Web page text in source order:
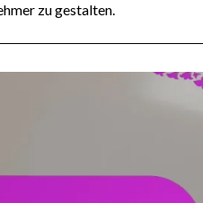
zu gestalten.